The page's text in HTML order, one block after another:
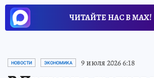
ЧИТАЙТЕ НАС В МАХ!
НОВОСТИ ЭКОНОМИКА 9 июля 2026 6:18